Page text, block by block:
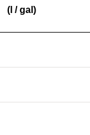
(l / gal)